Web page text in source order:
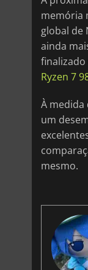
memória
global de
ainda
finalizado
Ryzen 7
À
um
mesmo.